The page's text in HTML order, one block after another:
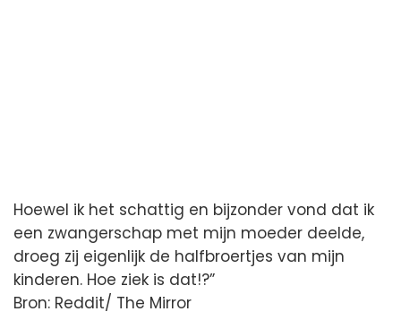
Hoewel ik het schattig en bijzonder vond dat ik
een zwangerschap met mijn moeder deelde,
droeg zij eigenlijk de halfbroertjes van mijn
kinderen. Hoe ziek is dat!?”
Bron: Reddit/ The Mirror